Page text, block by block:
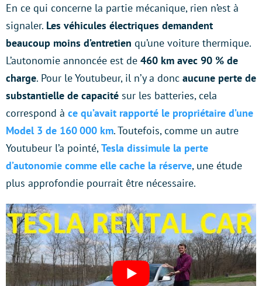
En ce qui concerne la partie mécanique, rien n’est à
signaler. Les véhicules électriques demandent
beaucoup moins d’entretien qu’une voiture thermique.
L’autonomie annoncée est de 460 km avec 90 % de
charge. Pour le Youtubeur, il n’y a donc aucune perte de
substantielle de capacité sur les batteries, cela
correspond à ce qu’avait rapporté le propriétaire d’une
Model 3 de 160 000 km. Toutefois, comme un autre
Youtubeur l’a pointé,Tesla dissimule la perte
d’autonomie comme elle cache la réserve, une étude
plus approfondie pourrait être nécessaire.